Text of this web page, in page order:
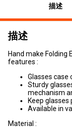
描述
描述
Hand make Folding
features :
Glasses case
Sturdy
mechanism
Keep
Available in
Material :